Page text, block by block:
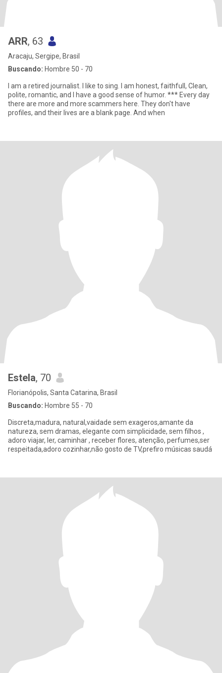
ARR, 63
Aracaju, Sergipe, Brasil
Buscando: Hombre 50 - 70
I am a retired journalist. I like to sing. I am honest, faithfull, Clean,
polite, romantic, and I have a good sense of humor. *** Every day
there are more and more scammers here. They don't have
profiles, and their lives are a blank page. And when
Estela, 70
Florianópolis, Santa Catarina, Brasil
Buscando: Hombre 55 - 70
Discreta,madura, natural,vaidade sem exageros,amante da
natureza, sem dramas, elegante com simplicidade, sem filhos ,
adoro viajar, ler, caminhar , receber flores, atenção, perfumes,ser
respeitada,adoro cozinhar,não gosto de TV,prefiro músicas saudá